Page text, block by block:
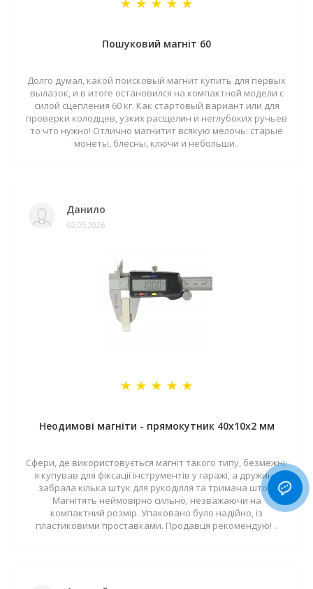
Пошуковий магніт 60
Долго думал, какой поисковый магнит купить для первых
вылазок, и в итоге остановился на компактной модели с
силой сцепления 60 кг. Как стартовый вариант или для
проверки колодцев, узких расщелин и неглубоких ручьев
то что нужно! Отлично магнитит всякую мелочь: старые
монеты, блесны, ключи и небольши..
Данило
02.05.2026
Неодимові магніти - прямокутник 40x10x2 мм
Сфери, де використовується магніт такого типу, безмежні:
я купував для фіксації інструментів у гаражі, а дружина
забрала кілька штук для рукоділля та тримача штор.
Магнітять неймовірно сильно, незважаючи на
компактний розмір. Упаковано було надійно, із
пластиковими проставками. Продавця рекомендую! ..